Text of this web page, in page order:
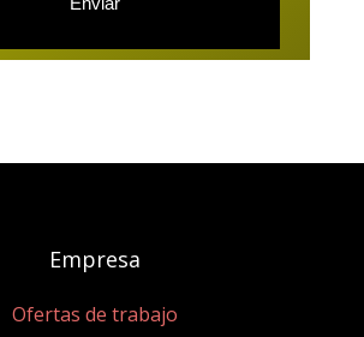
Empresa
Ofertas de trabajo